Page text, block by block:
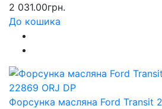
2 031.00грн.
До кошика
Форсунка масляна Ford Transit